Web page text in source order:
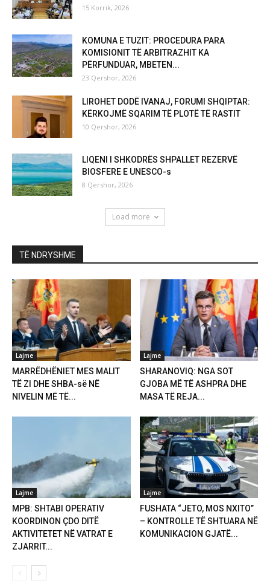
15 Korrik, 2026
KOMUNA E TUZIT: PROCEDURA PARA
KOMISIONIT TË ARBITRAZHIT KA
PËRFUNDUAR, MBETEN...
23 Qershor, 2026
LIROHET DODË IVANAJ, FORUMI SHQIPTAR:
KËRKOJMË SQARIM TË PLOTË TË RASTIT
10 Qershor, 2026
LIQENI I SHKODRËS SHPALLET REZERVË
BIOSFERE E UNESCO-s
8 Qershor, 2026
Load more
TË NDRYSHME
Lajme
MARRËDHËNIET MES MALIT
TË ZI DHE SHBA-së NË
NIVELIN MË TË...
Lajme
SHARANOVIQ: NGA SOT
GJOBA MË TË ASHPRA DHE
MASA TË REJA...
Lajme
MPB: SHTABI OPERATIV
KOORDINON ÇDO DITË
AKTIVITETET NË VATRAT E
ZJARRIT...
Lajme
FUSHATA “JETO, MOS NXITO”
– KONTROLLE TË SHTUARA NË
KOMUNIKACION GJATË...